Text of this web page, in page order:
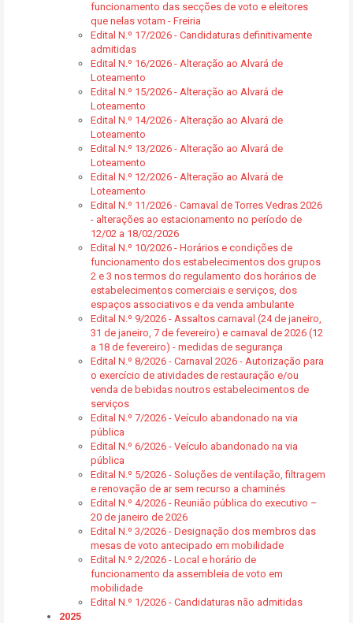
funcionamento das secções de voto e eleitores
que nelas votam - Freiria
Edital N.º 17/2026 - Candidaturas definitivamente
admitidas
Edital N.º 16/2026 - Alteração ao Alvará de
Loteamento
Edital N.º 15/2026 - Alteração ao Alvará de
Loteamento
Edital N.º 14/2026 - Alteração ao Alvará de
Loteamento
Edital N.º 13/2026 - Alteração ao Alvará de
Loteamento
Edital N.º 12/2026 - Alteração ao Alvará de
Loteamento
Edital N.º 11/2026 - Carnaval de Torres Vedras 2026
- alterações ao estacionamento no período de
12/02 a 18/02/2026
Edital N.º 10/2026 - Horários e condições de
funcionamento dos estabelecimentos dos grupos
2 e 3 nos termos do regulamento dos horários de
estabelecimentos comerciais e serviços, dos
espaços associativos e da venda ambulante
Edital N.º 9/2026 - Assaltos carnaval (24 de janeiro,
31 de janeiro, 7 de fevereiro) e carnaval de 2026 (12
a 18 de fevereiro) - medidas de segurança
Edital N.º 8/2026 - Carnaval 2026 - Autorização para
o exercício de atividades de restauração e/ou
venda de bebidas noutros estabelecimentos de
serviços
Edital N.º 7/2026 - Veículo abandonado na via
pública
Edital N.º 6/2026 - Veículo abandonado na via
pública
Edital N.º 5/2026 - Soluções de ventilação, filtragem
e renovação de ar sem recurso a chaminés
Edital N.º 4/2026 - Reunião pública do executivo –
20 de janeiro de 2026
Edital N.º 3/2026 - Designação dos membros das
mesas de voto antecipado em mobilidade
Edital N.º 2/2026 - Local e horário de
funcionamento da assembleia de voto em
mobilidade
Edital N.º 1/2026 - Candidaturas não admitidas
2025